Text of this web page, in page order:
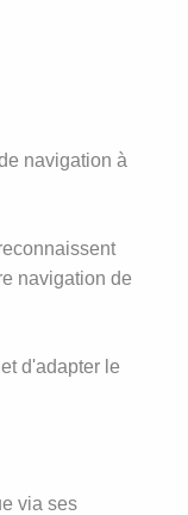
navigation à
navigation de
d'adapter le
via ses